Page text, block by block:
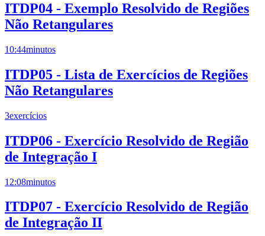
ITDP04 - Exemplo Resolvido de Regiões
Não Retangulares
10:44minutos
ITDP05 - Lista de Exercícios de Regiões
Não Retangulares
3exercícios
ITDP06 - Exercício Resolvido de Região
de Integração I
12:08minutos
ITDP07 - Exercício Resolvido de Região
de Integração II